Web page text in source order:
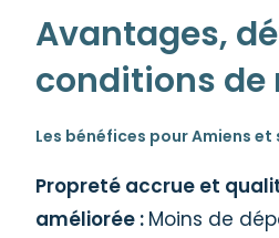
Avantages,
conditions de
Les bénéfices pour Amiens
Propreté accrue et
améliorée : Moins de